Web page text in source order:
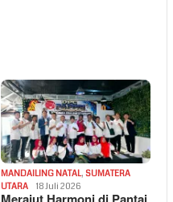
MANDAILING NATAL, SUMATERA
UTARA
18 Juli 2026